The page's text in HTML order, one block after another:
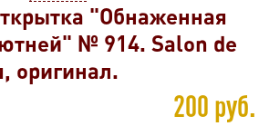
"Обнаженная
№ 914. Salon de
оригинал.
200 руб.